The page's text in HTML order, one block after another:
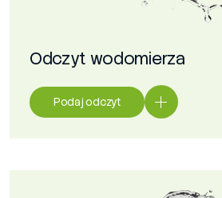
Odczyt wodomierza
Podaj odczyt